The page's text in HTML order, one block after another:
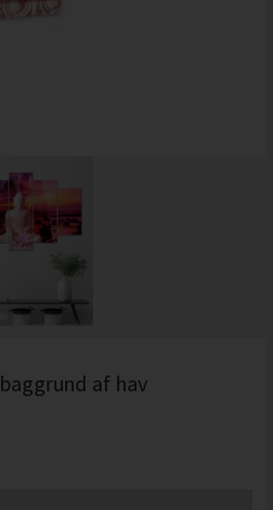
af hav